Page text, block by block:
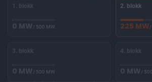
1. blokk
0 MW/ 500 MW
2. blokk
225 MW/
3. blokk
0 MW/ 500 MW
4. blokk
0 MW/